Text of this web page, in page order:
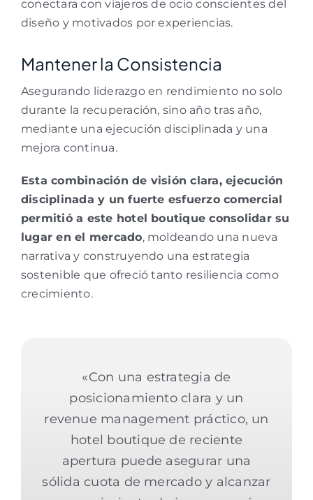
conectara con viajeros de ocio conscientes del
diseño y motivados por experiencias.
Mantener la Consistencia
Asegurando liderazgo en rendimiento no solo
durante la recuperación, sino año tras año,
mediante una ejecución disciplinada y una
mejora continua.
Esta combinación de visión clara, ejecución
disciplinada y un fuerte esfuerzo comercial
permitió a este hotel boutique consolidar su
lugar en el mercado, moldeando una nueva
narrativa y construyendo una estrategia
sostenible que ofreció tanto resiliencia como
crecimiento.
«Con una estrategia de
posicionamiento clara y un
revenue management práctico, un
hotel boutique de reciente
apertura puede asegurar una
sólida cuota de mercado y alcanzar